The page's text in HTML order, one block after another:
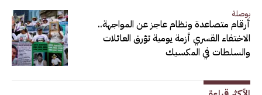
بوصلة
أرقام متصاعدة ونظام عاجز عن المواجهة..
الاختفاء القسري أزمة يومية تؤرق العائلات
والسلطات في المكسيك